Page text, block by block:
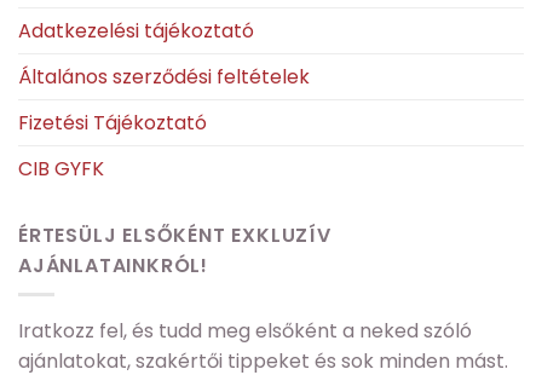
Adatkezelési tájékoztató
Általános szerződési feltételek
Fizetési Tájékoztató
CIB GYFK
ÉRTESÜLJ ELSŐKÉNT EXKLUZÍV
AJÁNLATAINKRÓL!
Iratkozz fel, és tudd meg elsőként a neked szóló
ajánlatokat, szakértői tippeket és sok minden mást.